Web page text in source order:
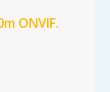
ONVIF.